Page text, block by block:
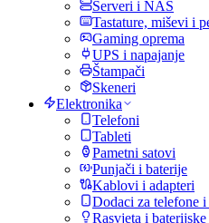
Serveri i NAS
Tastature, miševi i
Gaming oprema
UPS i napajanje
Štampači
Skeneri
Elektronika
Telefoni
Tableti
Pametni satovi
Punjači i baterije
Kablovi i adapteri
Dodaci za telefone i
Rasvjeta i